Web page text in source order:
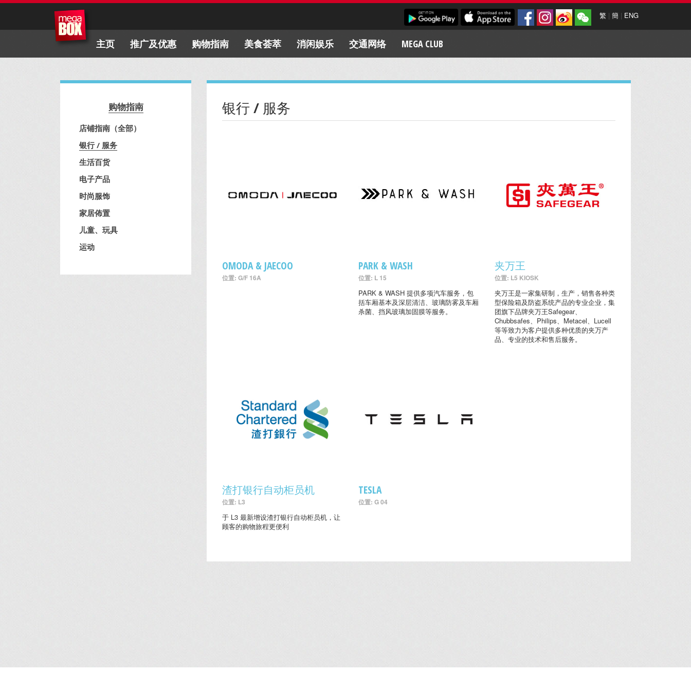
繁 | 簡 | ENG
主页 推广及优惠 购物指南 美食荟萃 消闲娱乐 交通网络 MEGA CLUB
购物指南
店铺指南（全部）
银行 / 服务
生活百货
电子产品
时尚服饰
家居佈置
儿童、玩具
运动
银行 / 服务
OMODA & JAECOO
位置: G/F 16A
PARK & WASH
位置: L 15
PARK & WASH 提供多项汽车服务，包
括车厢基本及深层清洁、玻璃防雾及车厢
杀菌、挡风玻璃加固膜等服务。
夹万王
位置: L5 KIOSK
夹万王是一家集研制，生产，销售各种类
型保险箱及防盗系统产品的专业企业，集
团旗下品牌夹万王Safegear、
Chubbsafes、Philips、Metacel、Lucell
等等致力为客户提供多种优质的夹万产
品、专业的技术和售后服务。
渣打银行自动柜员机
位置: L3
于 L3 最新增设渣打银行自动柜员机，让
顾客的购物旅程更便利
TESLA
位置: G 04